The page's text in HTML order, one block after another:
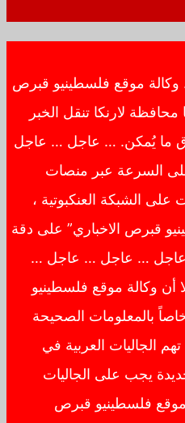
موقع فلسطينيو قبرص
محافظة لارنكا تنقل الخبر
ما يُمكن. … عاجل … عاجل
السرعة عبر منصات
على الشبكة العنكبوتية ،
قبرص الاخباري” على دقة
عاجل … عاجل … عاجل …
أن وكالة موقع فلسطينيو
بالمعلومات الصحيحة
الجاليات العربية في
يجب على الجاليات
موقع فلسطينيو قبرص